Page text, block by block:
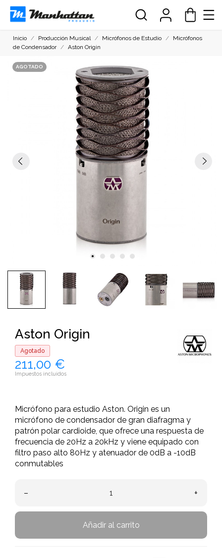
Inicio Producción Musical Micrófonos de Estudio
Micrófonos
de Condensador
Aston Origin
AGOTADO
Aston Origin
Agotado
211,00 €
Impuestos incluidos
Micrófono para estudio Aston. Origin es un
micrófono de condensador de gran diafragma y
patrón polar cardioide, que ofrece una respuesta de
frecuencia de 20Hz a 20kHz y viene equipado con
filtro paso alto 80Hz y atenuador de 0dB a -10dB
conmutables
– +
Añadir al carrito